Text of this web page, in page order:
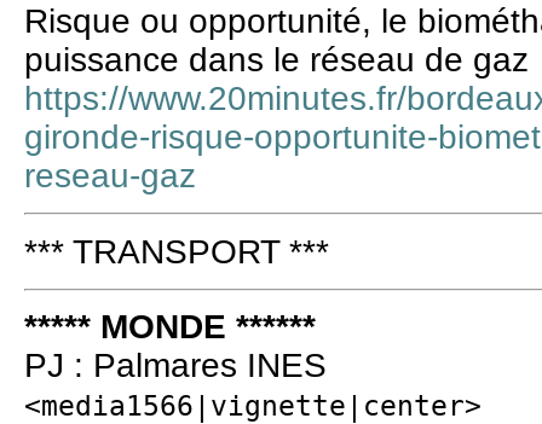
Risque ou opportunité, le
puissance dans le réseau de gaz
https://www.20minutes.fr/
gironde-risque-opportunite-
reseau-gaz
*** TRANSPORT ***
***** MONDE ******
PJ : Palmares INES
<media1566|vignette|center>